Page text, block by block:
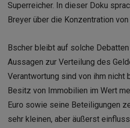
Superreicher. In dieser Doku
Breyer über die Konzentration
Bscher bleibt auf solche
Aussagen zur Verteilung des
Verantwortung sind von ihm nicht
Besitz von Immobilien im Wert
Euro sowie seine Beteiligungen
sehr kleinen, aber äußerst